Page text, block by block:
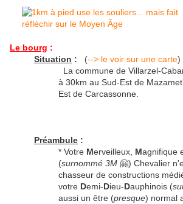
Le bourg :
Situation : (--> le voir sur une carte)
La commune de Villarzel-
à 30km au Sud-Est de
Est de Carcassonne.
Préambule :
* Votre Merveilleux, Magnifique
(surnommé 3M 🤗) Chevalier
chasseur de constructions
votre Demi-Dieu-Dauphinois (
aussi un être (presque) normal